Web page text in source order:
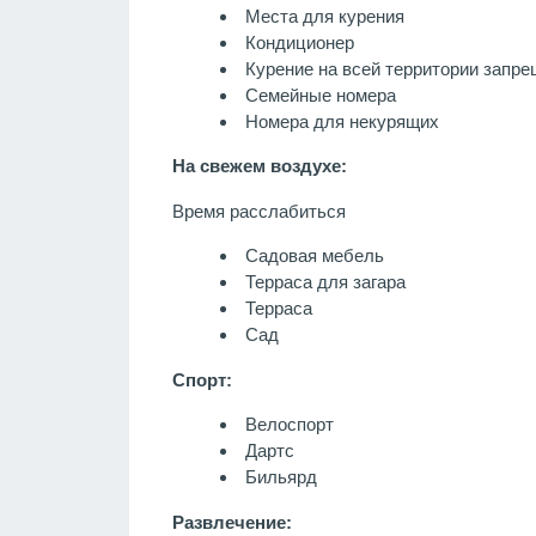
Места для курения
Кондиционер
Курение на всей территории
Семейные номера
Номера для некурящих
На свежем воздухе:
Время расслабиться
Садовая мебель
Терраса для загара
Терраса
Сад
Спорт:
Велоспорт
Дартс
Бильярд
Развлечение: